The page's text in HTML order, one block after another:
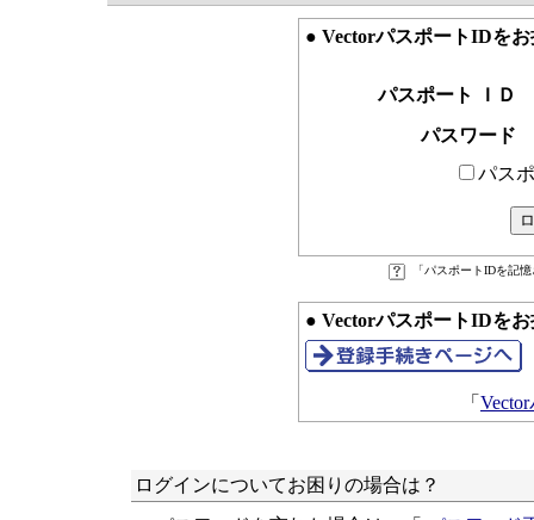
● VectorパスポートIDを
パスポート ＩＤ
パスワード
パス
「パスポートIDを記
● VectorパスポートIDを
「
ログインについてお困りの場合は？